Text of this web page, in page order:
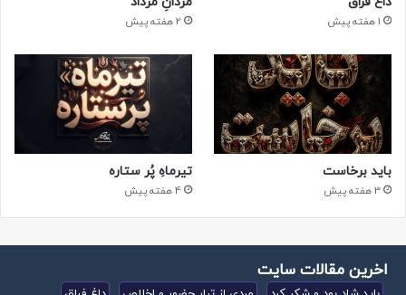
1 هفته پیش 2 هفته پیش
باید برخاست
3 هفته پیش
تیرماهِ پُر ستاره
4 هفته پیش
اخرین مقالات سایت